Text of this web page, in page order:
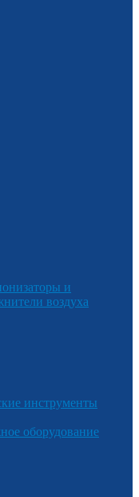
и
воздуха
инструменты
оборудование